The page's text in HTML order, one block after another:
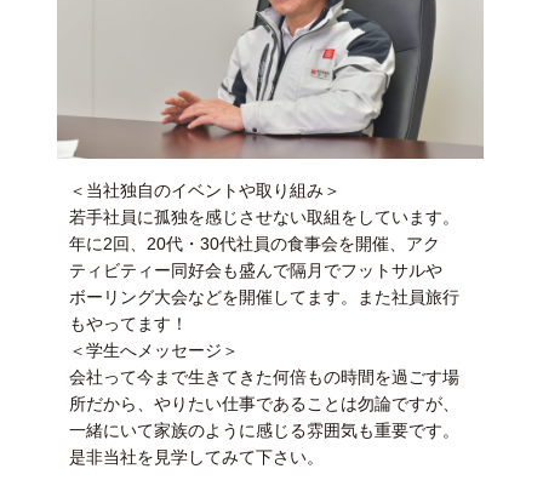
＜当社独自のイベントや取り組み＞
若手社員に孤独を感じさせない取組をしています。
年に2回、20代・30代社員の食事会を開催、アク
ティビティー同好会も盛んで隔月でフットサルや
ボーリング大会などを開催してます。また社員旅行
もやってます！
＜学生へメッセージ＞
会社って今まで生きてきた何倍もの時間を過ごす場
所だから、やりたい仕事であることは勿論ですが、
一緒にいて家族のように感じる雰囲気も重要です。
是非当社を見学してみて下さい。